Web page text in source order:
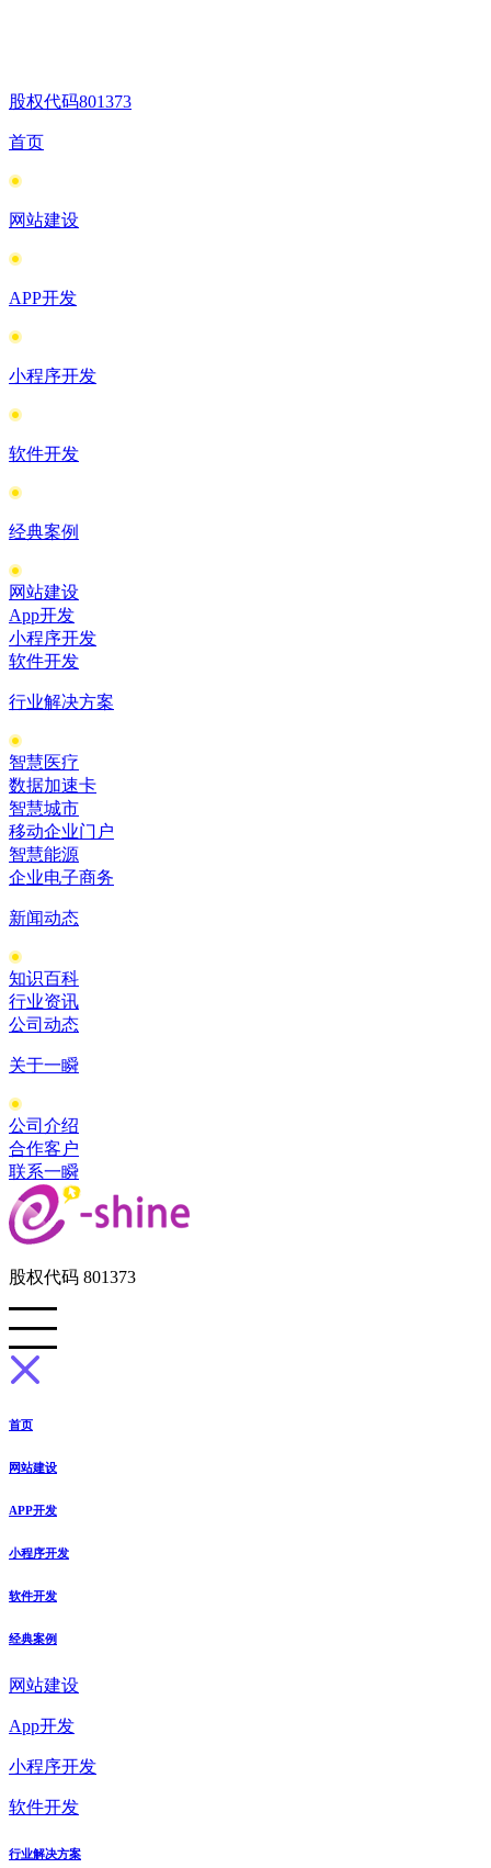
股权代码801373
首页
网站建设
APP开发
小程序开发
软件开发
经典案例
网站建设
App开发
小程序开发
软件开发
行业解决方案
智慧医疗
数据加速卡
智慧城市
移动企业门户
智慧能源
企业电子商务
新闻动态
知识百科
行业资讯
公司动态
关于一瞬
公司介绍
合作客户
联系一瞬
股权代码 801373
首页
网站建设
APP开发
小程序开发
软件开发
经典案例
网站建设
App开发
小程序开发
软件开发
行业解决方案